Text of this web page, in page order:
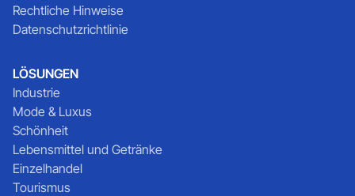
Rechtliche Hinweise
Datenschutzrichtlinie
LÖSUNGEN
Industrie
Mode & Luxus
Schönheit
Lebensmittel und Getränke
Einzelhandel
Tourismus